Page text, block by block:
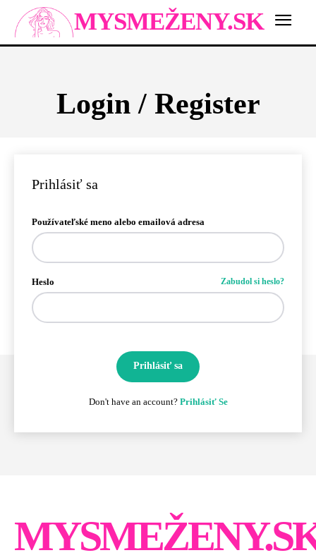
MYSMEŽENY.SK
Login / Register
Prihlásiť sa
Používateľské meno alebo emailová adresa
Heslo Zabudol si heslo?
Prihlásiť sa
Don't have an account? Prihlásiť Se